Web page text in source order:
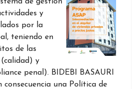
y
por la
teniendo en
de las
(calidad) y
penal). BIDEBI BASAURI
consecuencia una Política de